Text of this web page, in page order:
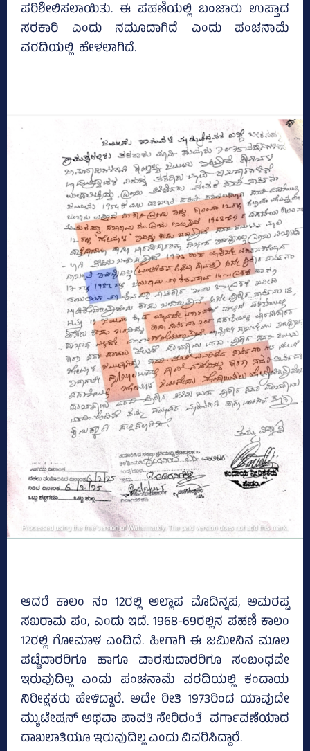
ಪರಿಶೀಲಿಸಲಾಯಿತು. ಈ ಪಹಣಿಯಲ್ಲಿ ಬಂಜಾರು ಉಪ್ತಾದ
ಸರಕಾರಿ ಎಂದು ನಮೂದಾಗಿದೆ ಎಂದು ಪಂಚನಾಮೆ
ವರದಿಯಲ್ಲಿ ಹೇಳಲಾಗಿದೆ.
ಆದರೆ ಕಾಲಂ ನಂ 12ರಲ್ಲಿ ಅಲ್ಲಾಪ ಮೊದಿನ್ನಪ, ಅಮರಪ್ಪ
ಸಖರಾಮ ಪಂ, ಎಂದು ಇದೆ. 1968-69ರಲ್ಲಿನ ಪಹಣಿ ಕಾಲಂ
12ರಲ್ಲಿ ಗೋಮಾಳ ಎಂದಿದೆ. ಹೀಗಾಗಿ ಈ ಜಮೀನಿನ ಮೂಲ
ಪಟ್ಟೆದಾರರಿಗೂ ಹಾಗೂ ವಾರಸುದಾರರಿಗೂ ಸಂಬಂಧವೇ
ಇರುವುದಿಲ್ಲ ಎಂದು ಪಂಚನಾಮೆ ವರದಿಯಲ್ಲಿ ಕಂದಾಯ
ನಿರೀಕ್ಷಕರು ಹೇಳಿದ್ದಾರೆ. ಅದೇ ರೀತಿ 1973ರಿಂದ ಯಾವುದೇ
ಮ್ಯುಟೇಷನ್ ಅಥವಾ ಪಾವತಿ ಸೇರಿದಂತೆ ವರ್ಗಾವಣೆಯಾದ
ದಾಖಲಾತಿಯೂ ಇರುವುದಿಲ್ಲ ಎಂದು ವಿವರಿಸಿದ್ದಾರೆ.